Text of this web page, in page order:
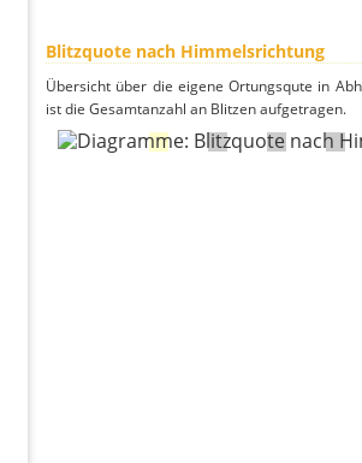
Blitzquote nach Himmelsrichtung
Übersicht über die eigene Ortungsqute in
ist die Gesamtanzahl an Blitzen aufgetragen.